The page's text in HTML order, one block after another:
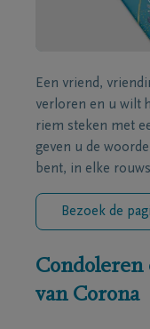
Een vriend,
verloren en u wilt
riem steken met
geven u de
bent, in elke
Bezoek de
Condoleren
van Corona